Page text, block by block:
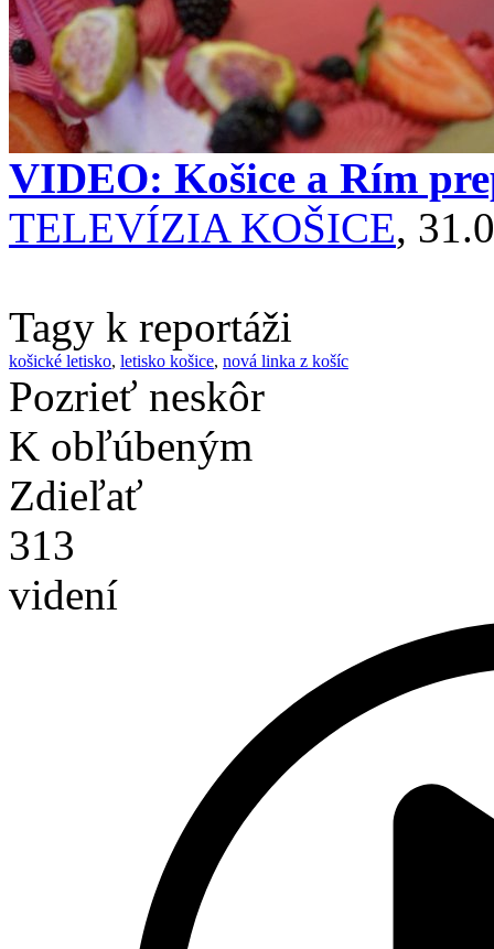
VIDEO: Košice a Rím
TELEVÍZIA KOŠICE,
Tagy k reportáži
košické letisko, letisko košice, nová linka z košíc
Pozrieť neskôr
K obľúbeným
Zdieľať
313
videní